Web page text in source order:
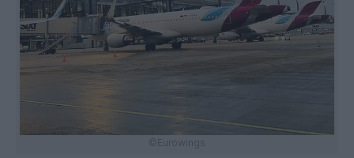
©Eurowings